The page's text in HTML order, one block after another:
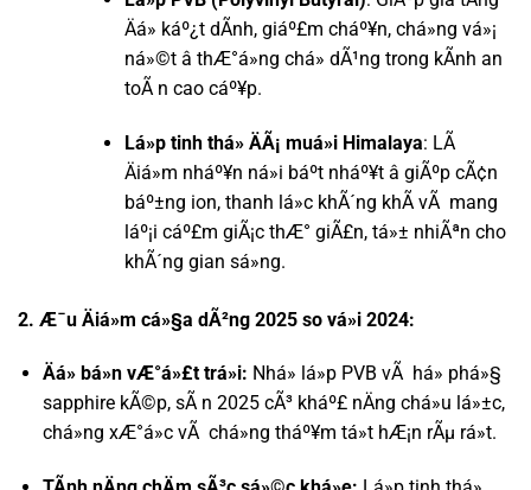
Äá» káº¿t dÃ­nh, giáº£m cháº¥n, chá»ng vá»¡
ná»©t â thÆ°á»ng chá» dÃ¹ng trong kÃ­nh an
toÃ n cao cáº¥p.
Lá»p tinh thá» ÄÃ¡ muá»i Himalaya: LÃ
Äiá»m nháº¥n ná»i báº­t nháº¥t â giÃºp cÃ¢n
báº±ng ion, thanh lá»c khÃ´ng khÃ­ vÃ mang
láº¡i cáº£m giÃ¡c thÆ° giÃ£n, tá»± nhiÃªn cho
khÃ´ng gian sá»ng.
2. Æ¯u Äiá»m cá»§a dÃ²ng 2025 so vá»i 2024:
Äá» bá»n vÆ°á»£t trá»i: Nhá» lá»p PVB vÃ há» phá»§
sapphire kÃ©p, sÃ n 2025 cÃ³ kháº£ nÄng chá»u lá»±c,
chá»ng xÆ°á»c vÃ chá»ng tháº¥m tá»t hÆ¡n rÃµ rá»t.